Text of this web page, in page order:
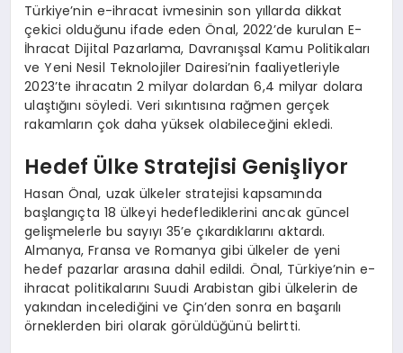
Türkiye’nin e-ihracat ivmesinin son yıllarda dikkat
çekici olduğunu ifade eden Önal, 2022’de kurulan E-
İhracat Dijital Pazarlama, Davranışsal Kamu Politikaları
ve Yeni Nesil Teknolojiler Dairesi’nin faaliyetleriyle
2023’te ihracatın 2 milyar dolardan 6,4 milyar dolara
ulaştığını söyledi. Veri sıkıntısına rağmen gerçek
rakamların çok daha yüksek olabileceğini ekledi.
Hedef Ülke Stratejisi Genişliyor
Hasan Önal, uzak ülkeler stratejisi kapsamında
başlangıçta 18 ülkeyi hedeflediklerini ancak güncel
gelişmelerle bu sayıyı 35’e çıkardıklarını aktardı.
Almanya, Fransa ve Romanya gibi ülkeler de yeni
hedef pazarlar arasına dahil edildi. Önal, Türkiye’nin e-
ihracat politikalarını Suudi Arabistan gibi ülkelerin de
yakından incelediğini ve Çin’den sonra en başarılı
örneklerden biri olarak görüldüğünü belirtti.